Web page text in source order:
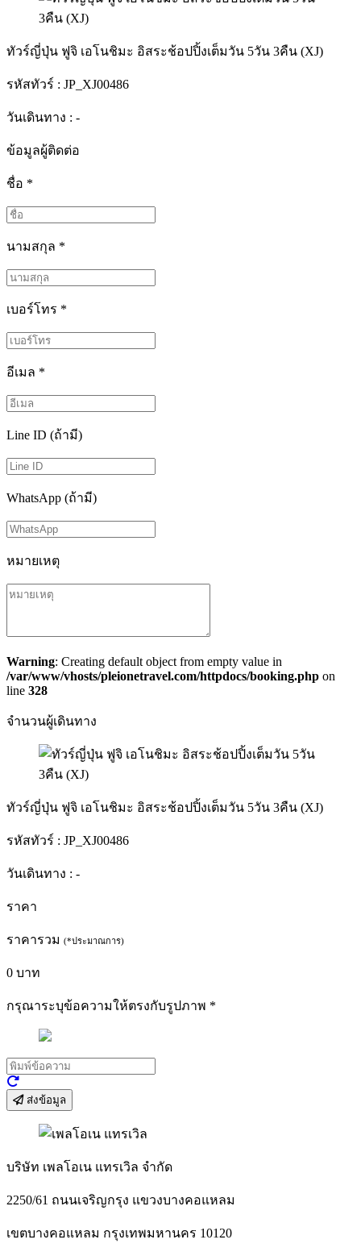
ทัวร์ญี่ปุ่น ฟูจิ เอโนชิมะ อิสระช้อปปิ้งเต็มวัน 5วัน 3คืน (XJ)
รหัสทัวร์ : JP_XJ00486
วันเดินทาง : -
ข้อมูลผู้ติดต่อ
ชื่อ *
นามสกุล *
เบอร์โทร *
อีเมล *
Line ID (ถ้ามี)
WhatsApp (ถ้ามี)
หมายเหตุ
Warning: Creating default object from empty value in
/var/www/vhosts/pleionetravel.com/httpdocs/booking.php on
line 328
จำนวนผู้เดินทาง
ทัวร์ญี่ปุ่น ฟูจิ เอโนชิมะ อิสระช้อปปิ้งเต็มวัน 5วัน 3คืน (XJ)
รหัสทัวร์ : JP_XJ00486
วันเดินทาง : -
ราคา
ราคารวม (*ประมาณการ)
0 บาท
กรุณาระบุข้อความให้ตรงกับรูปภาพ *
ส่งข้อมูล
บริษัท เพลโอเน แทรเวิล จำกัด
2250/61 ถนนเจริญกรุง แขวงบางคอแหลม
เขตบางคอแหลม กรุงเทพมหานคร 10120